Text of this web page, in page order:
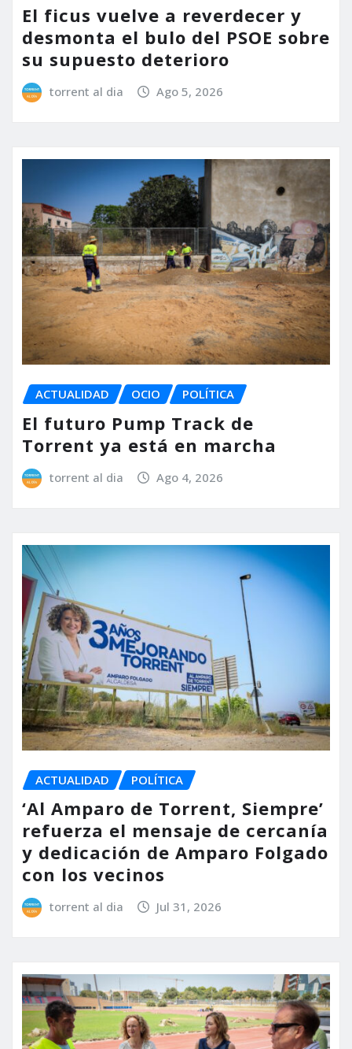
El ficus vuelve a reverdecer y
desmonta el bulo del PSOE sobre
su supuesto deterioro
torrent al dia Ago 5, 2026
ACTUALIDAD OCIO POLÍTICA
El futuro Pump Track de
Torrent ya está en marcha
torrent al dia Ago 4, 2026
ACTUALIDAD POLÍTICA
‘Al Amparo de Torrent, Siempre’
refuerza el mensaje de cercanía
y dedicación de Amparo Folgado
con los vecinos
torrent al dia Jul 31, 2026